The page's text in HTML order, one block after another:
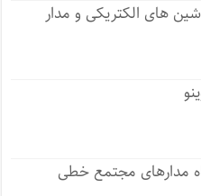
های الکتریکی و مدار
مدارهای مجتمع خطی